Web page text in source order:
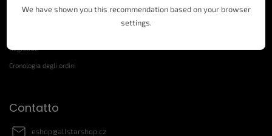
IL MIO ACCOUNT
Registrati
Cronologia degli ordini
Contatto
eshop@allstarshop.cz
We have shown you this recommendation based on your browser
settings.